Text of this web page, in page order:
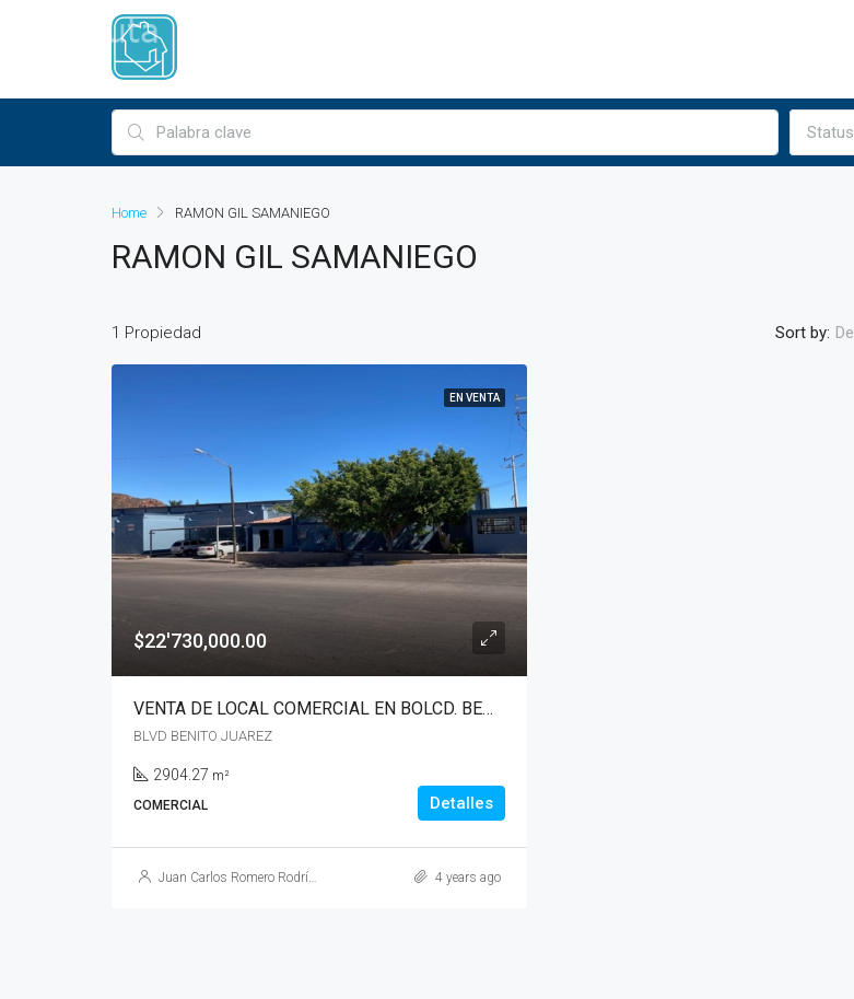
Status
Home RAMON GIL SAMANIEGO
RAMON GIL SAMANIEGO
1 Propiedad Sort by:
EN VENTA
$22'730,000.00
VENTA DE LOCAL COMERCIAL EN BOLCD. BENITO JUAREZ, CARRETERA VARADERO NACIONAL
BLVD BENITO JUAREZ
2904.27 m²
COMERCIAL
Detalles
Juan Carlos Romero Rodríguez 4 years ago